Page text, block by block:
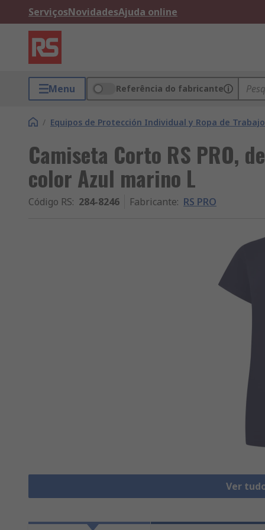
ServiçosNovidadesAjuda online
Menu Referência do fabricante
/ Equipos de Protección Individual y Ropa de Trabajo
Camiseta Corto RS PRO,
color Azul marino L
Código RS: 284-8246 Fabricante: RS PRO
Ver